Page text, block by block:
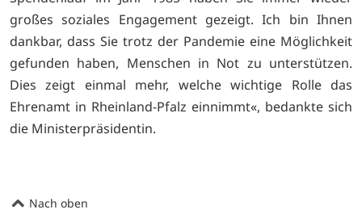
großes soziales Engagement gezeigt. Ich bin Ihnen
dankbar, dass Sie trotz der Pandemie eine Möglichkeit
gefunden haben, Menschen in Not zu unterstützen.
Dies zeigt einmal mehr, welche wichtige Rolle das
Ehrenamt in Rheinland-Pfalz einnimmt«, bedankte sich
die Ministerpräsidentin.
Nach oben